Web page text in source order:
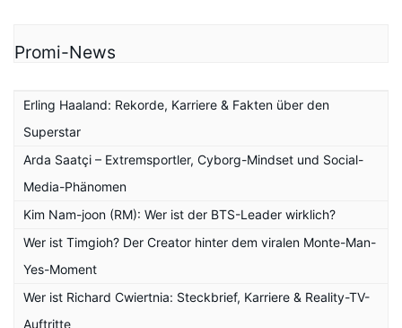
Promi-News
Erling Haaland: Rekorde, Karriere & Fakten über den
Superstar
Arda Saatçi – Extremsportler, Cyborg-Mindset und Social-
Media-Phänomen
Kim Nam-joon (RM): Wer ist der BTS-Leader wirklich?
Wer ist Timgioh? Der Creator hinter dem viralen Monte-Man-
Yes-Moment
Wer ist Richard Cwiertnia: Steckbrief, Karriere & Reality-TV-
Auftritte